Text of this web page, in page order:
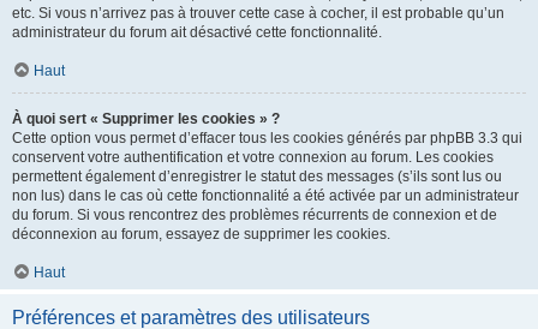
etc. Si vous n’arrivez pas à trouver cette case à cocher, il est probable qu’un
administrateur du forum ait désactivé cette fonctionnalité.
Haut
À quoi sert « Supprimer les cookies » ?
Cette option vous permet d’effacer tous les cookies générés par phpBB 3.3 qui
conservent votre authentification et votre connexion au forum. Les cookies
permettent également d’enregistrer le statut des messages (s’ils sont lus ou
non lus) dans le cas où cette fonctionnalité a été activée par un administrateur
du forum. Si vous rencontrez des problèmes récurrents de connexion et de
déconnexion au forum, essayez de supprimer les cookies.
Haut
Préférences et paramètres des utilisateurs